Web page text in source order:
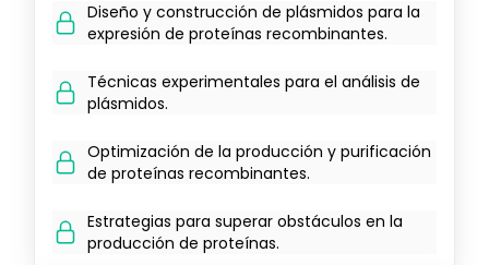
Diseño y construcción de plásmidos para la
expresión de proteínas recombinantes.
Técnicas experimentales para el análisis de
plásmidos.
Optimización de la producción y purificación
de proteínas recombinantes.
Estrategias para superar obstáculos en la
producción de proteínas.